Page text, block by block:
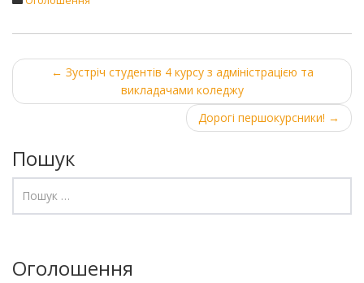
Post
navigation
← Зустріч студентів 4 курсу з адміністрацією та
викладачами коледжу
Дорогі першокурсники! →
Пошук
Оголошення